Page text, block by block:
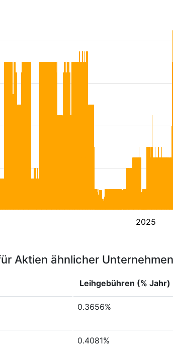
2025
Aktien ähnlicher
Leihgebühren (% Jahr)
0.3656%
0.4081%